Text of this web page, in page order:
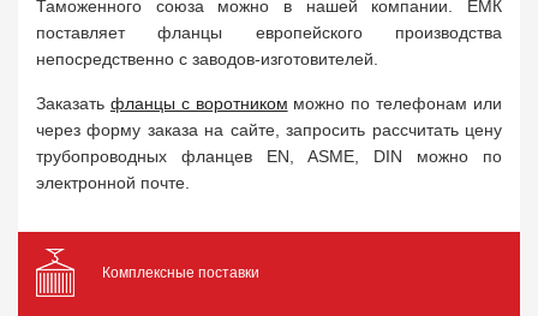
Таможенного союза можно в нашей компании. ЕМК
поставляет фланцы европейского производства
непосредственно с заводов-изготовителей.
Заказать фланцы с воротником можно по телефонам или
через форму заказа на сайте, запросить рассчитать цену
трубопроводных фланцев EN, ASME, DIN можно по
электронной почте.
Комплексные поставки